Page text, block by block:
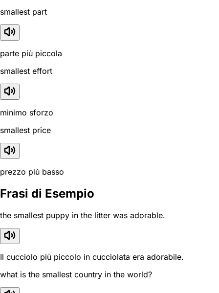
smallest part
parte più piccola
smallest effort
minimo sforzo
smallest price
prezzo più basso
Frasi di Esempio
the smallest puppy in the litter was adorable.
Il cucciolo più piccolo in cucciolata era adorabile.
what is the smallest country in the world?